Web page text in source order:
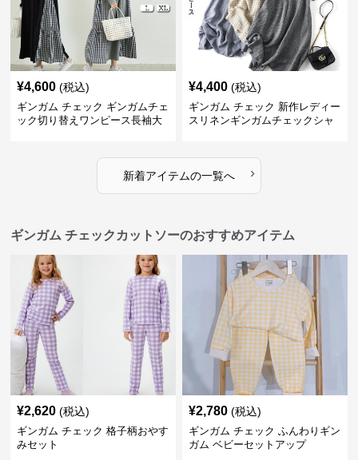
¥4,600 (税込)
ギンガム チェック ギンガムチェ
ック切り替えワンピース長袖大
¥4,400 (税込)
ギンガム チェック 新作レディー
スリネンギンガムチェックシャ
新着アイテムの一覧へ ›
ギンガム チェックカットソーのおすすめアイテム
¥2,620 (税込)
ギンガム チェック 格子柄おやす
みセット
¥2,780 (税込)
ギンガム チェック ふんわりギン
ガム ベビーセットアップ